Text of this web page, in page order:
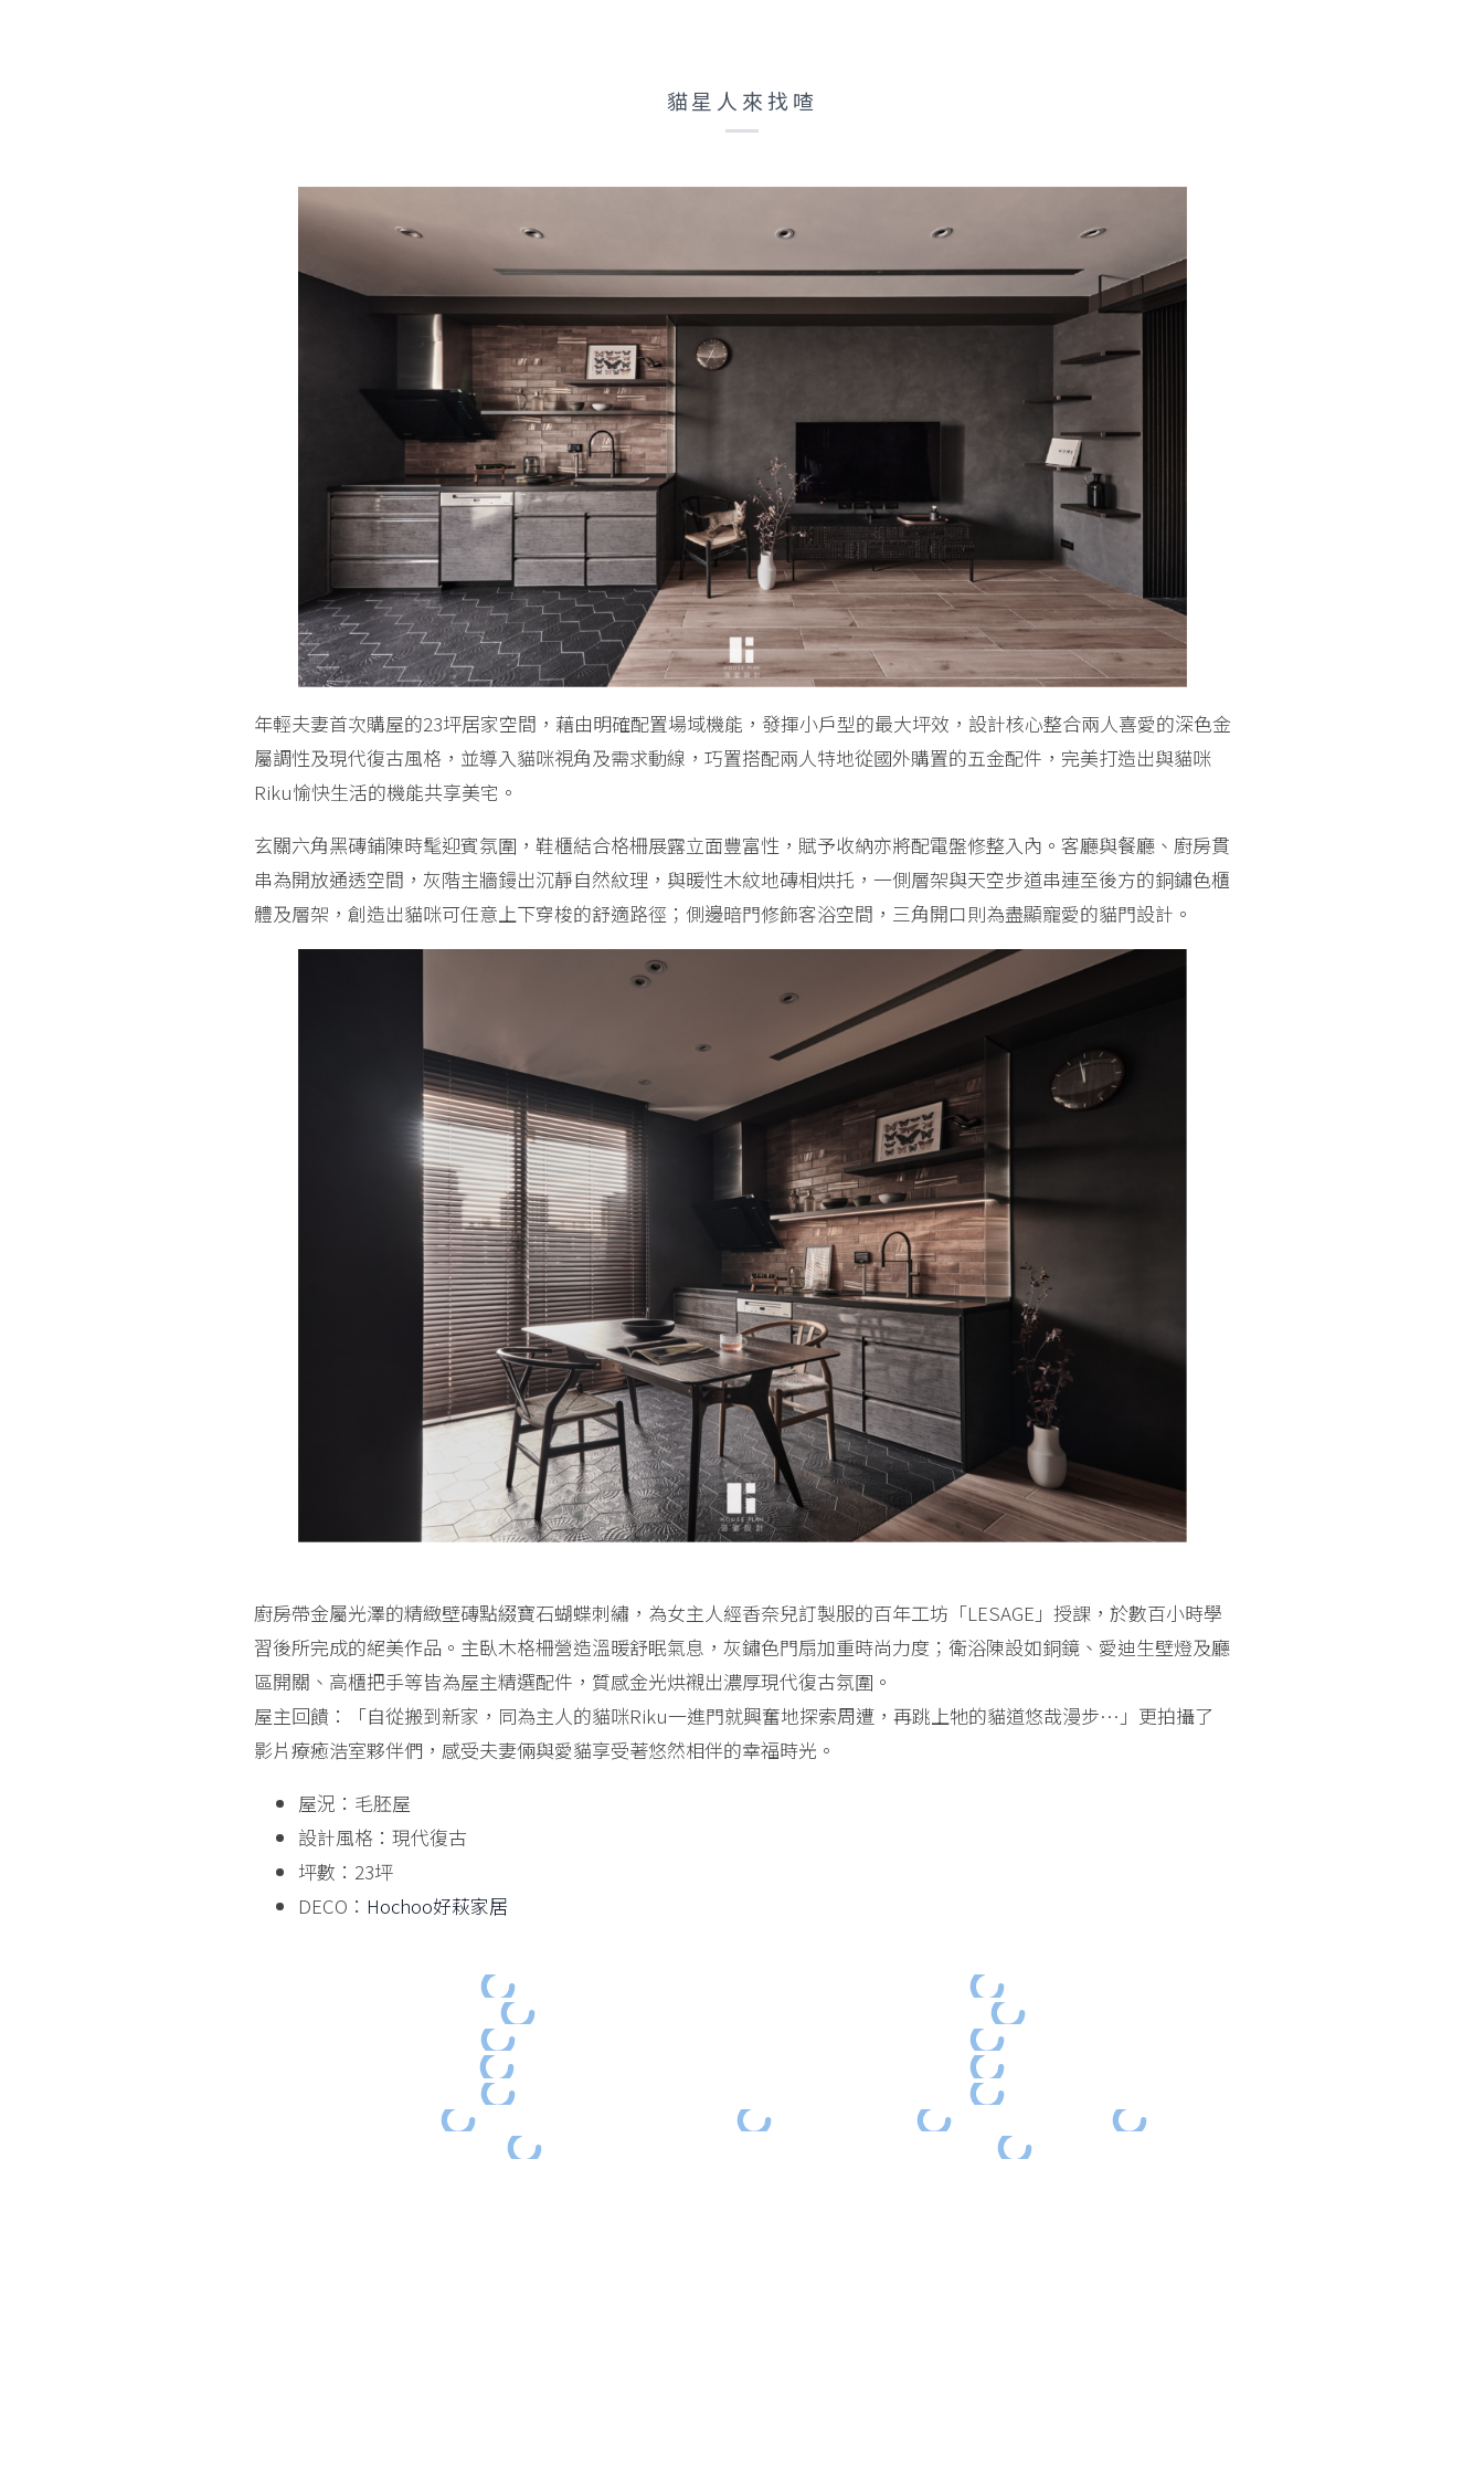
貓星人來找喳
年輕夫妻首次購屋的23坪居家空間，藉由明確配置場域機能，發揮小戶型的最大坪效，設計核心整合兩人喜愛的深色金
屬調性及現代復古風格，並導入貓咪視角及需求動線，巧置搭配兩人特地從國外購置的五金配件，完美打造出與貓咪
Riku愉快生活的機能共享美宅。
玄關六角黑磚鋪陳時髦迎賓氛圍，鞋櫃結合格柵展露立面豐富性，賦予收納亦將配電盤修整入內。客廳與餐廳、廚房貫
串為開放通透空間，灰階主牆鏝出沉靜自然紋理，與暖性木紋地磚相烘托，一側層架與天空步道串連至後方的銅鏽色櫃
體及層架，創造出貓咪可任意上下穿梭的舒適路徑；側邊暗門修飾客浴空間，三角開口則為盡顯寵愛的貓門設計。
廚房帶金屬光澤的精緻壁磚點綴寶石蝴蝶刺繡，為女主人經香奈兒訂製服的百年工坊「LESAGE」授課，於數百小時學
習後所完成的絕美作品。主臥木格柵營造溫暖舒眠氣息，灰鏽色門扇加重時尚力度；衛浴陳設如銅鏡、愛迪生壁燈及廳
區開關、高櫃把手等皆為屋主精選配件，質感金光烘襯出濃厚現代復古氛圍。
屋主回饋：「自從搬到新家，同為主人的貓咪Riku一進門就興奮地探索周遭，再跳上牠的貓道悠哉漫步…」更拍攝了
影片療癒浩室夥伴們，感受夫妻倆與愛貓享受著悠然相伴的幸福時光。
屋況：毛胚屋
設計風格：現代復古
坪數：23坪
DECO： Hochoo好萩家居